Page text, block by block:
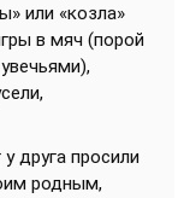
или «козла»
в мяч (порой
друга просили
родным,